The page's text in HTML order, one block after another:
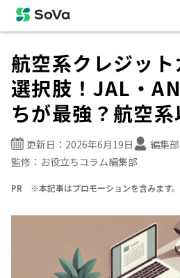
航空系クレジッ
選択肢！JAL・
ちが最強？航空
更新日： 2026年6月19日 編集部
監修： お役立ちコラム編集部
PR ※本記事はプロモーションを含みます。